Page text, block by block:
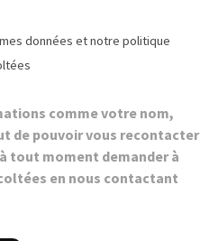
données et notre politique
comme votre nom,
de pouvoir vous recontacter
tout moment demander à
en nous contactant